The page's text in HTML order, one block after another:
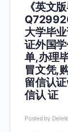
《英文
大学毕
证外国
单,办理
冒文凭,
留信认
信认 证
Posted by